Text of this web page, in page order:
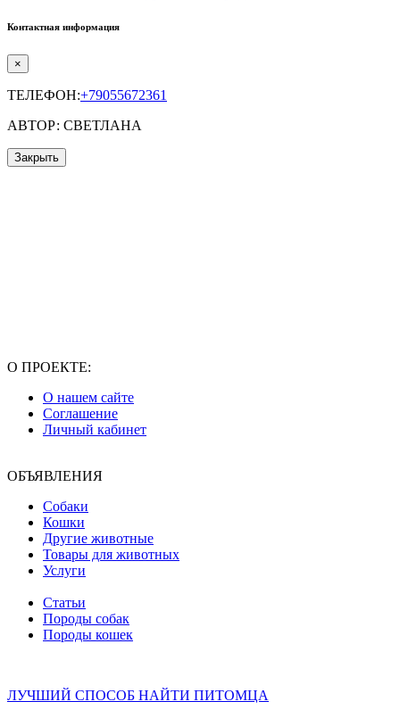
Контактная информация
×
ТЕЛЕФОН:+79055672361
АВТОР: СВЕТЛАНА
Закрыть
О ПРОЕКТЕ:
О нашем сайте
Соглашение
Личный кабинет
ОБЪЯВЛЕНИЯ
Собаки
Кошки
Другие животные
Товары для животных
Услуги
Статьи
Породы собак
Породы кошек
ЛУЧШИЙ СПОСОБ НАЙТИ ПИТОМЦА